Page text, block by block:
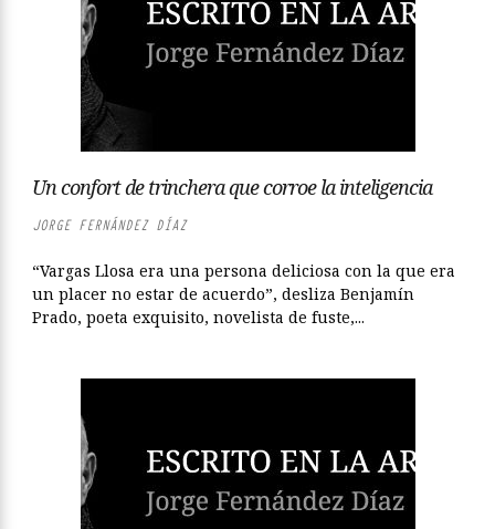
Un confort de trinchera que corroe la inteligencia
JORGE FERNÁNDEZ DÍAZ
“Vargas Llosa era una persona deliciosa con la que era
un placer no estar de acuerdo”, desliza Benjamín
Prado, poeta exquisito, novelista de fuste,...